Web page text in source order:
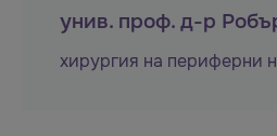
унив. проф. д-р
хирургия на периферни